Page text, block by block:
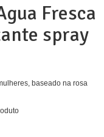
Fresca
spray
baseado na rosa